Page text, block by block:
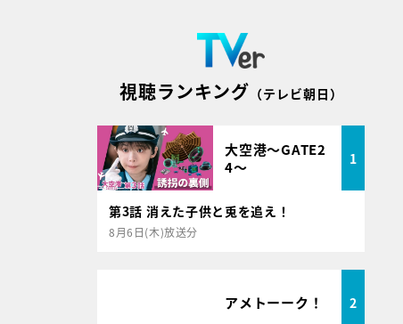
視聴ランキング （テレビ朝日）
大空港～GATE2
4～
1
第3話 消えた子供と兎を追え！
8月6日(木)放送分
アメトーーク！ 2